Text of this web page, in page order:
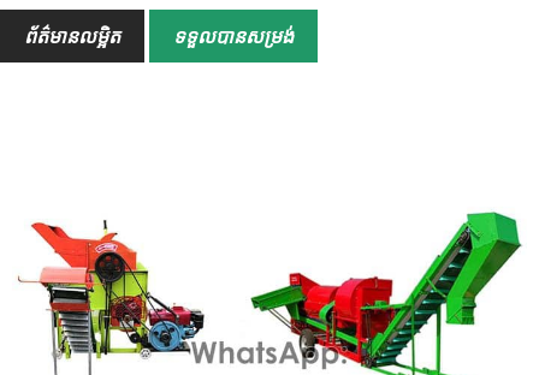
ទម្ងន់
280 គីឡូក្រាម
អំណាចផ្ទះ
30 HP
ព័ត៌មានលម្អិត ទទួលបានសម្រង់